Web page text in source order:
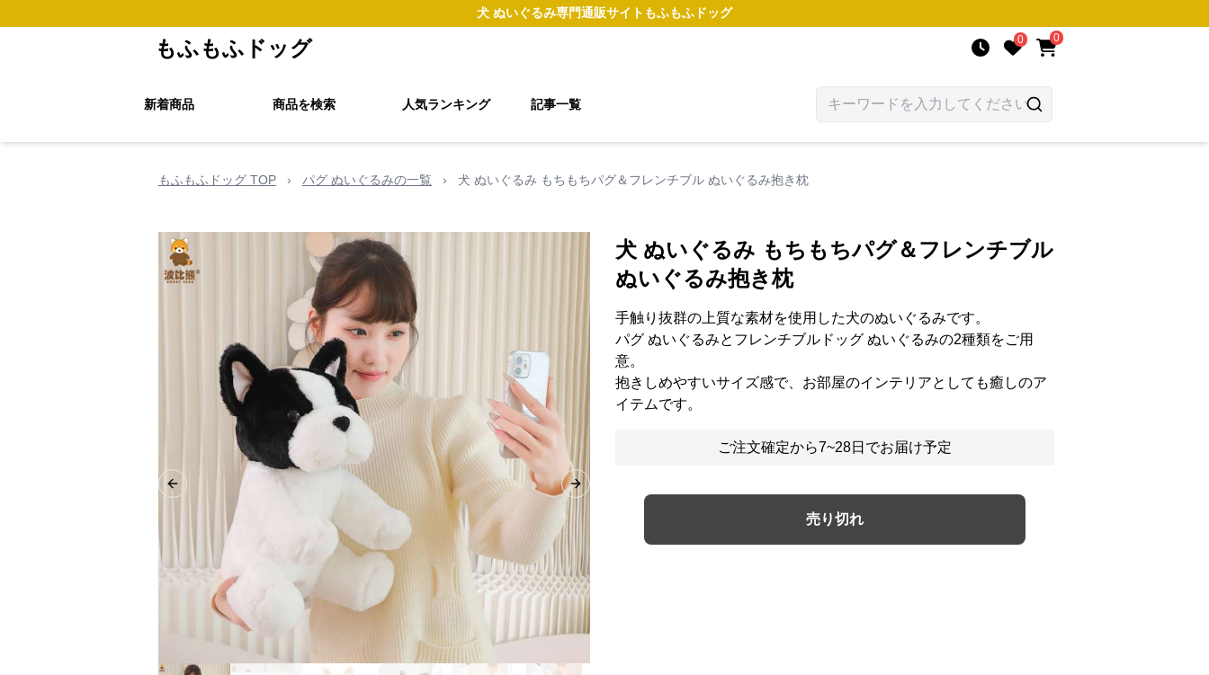
犬 ぬいぐるみ専門通販サイト もふもふドッグ
もふもふドッグ 0 0
新着商品 商品を検索 人気ランキング 記事一覧
もふもふドッグ TOP › パグ ぬいぐるみの一覧 › 犬 ぬいぐるみ もちもちパグ＆フレンチブル ぬいぐるみ抱き枕
Previous slide Next slide
犬 ぬいぐるみ もちもちパグ＆フレンチブル
ぬいぐるみ抱き枕
手触り抜群の上質な素材を使用した犬のぬいぐるみです。
パグ ぬいぐるみとフレンチブルドッグ ぬいぐるみの2種類をご用
意。
抱きしめやすいサイズ感で、お部屋のインテリアとしても癒しのア
イテムです。
ご注文確定から7~28日でお届け予定
売り切れ